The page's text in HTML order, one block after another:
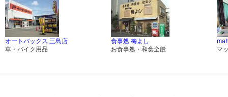
オートバックス 三島店
車・バイク用品
食事処 梅よし
お食事処・和食全般
マ